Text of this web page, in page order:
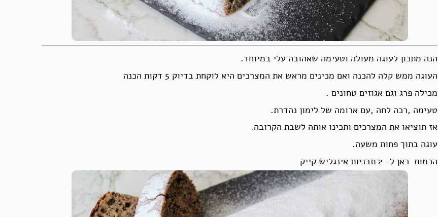
הנה מתכון לעוגה מעולה וטעימה שאהובה עלי במיוחד.
העוגה ממש קלה להכנה ואם מכינים מראש את המצרכים היא לוקחת בדיוק 5 דקות הכנה
מכילה פרג וגם אגוזים טחונים .
טעימה ,רכה לחה ,עם ארומה של לימון נהדרת.
אז תוציאו את המצרכים ותכינו אותה לשבת הקרובה.
עוגה בתוך פחות משעה.
הכמות כאן ל- 2 תבניות אינגליש קייק